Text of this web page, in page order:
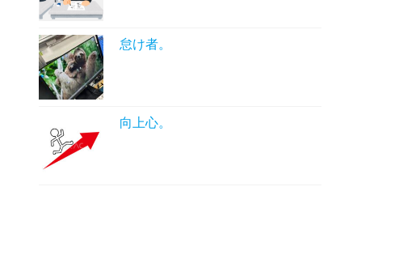
怠け者。
向上心。